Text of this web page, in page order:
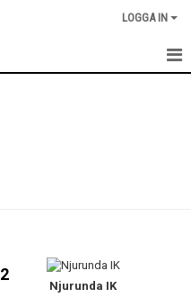
LOGGA IN
Njurunda IK